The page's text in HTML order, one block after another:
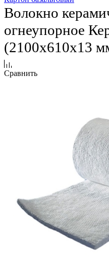
Волокно
огнеупорное
(2100х610х13
Сравнить